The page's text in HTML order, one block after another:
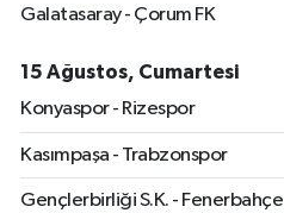
Galatasaray - Çorum FK
15 Ağustos, Cumartesi
Konyaspor - Rizespor
Kasımpaşa - Trabzonspor
Gençlerbirliği S.K. - Fenerbahçe